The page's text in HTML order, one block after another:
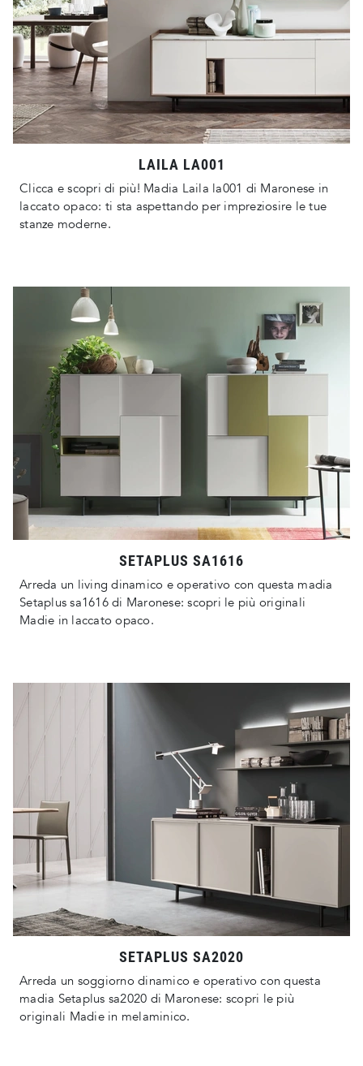
LAILA LA001
Clicca e scopri di più! Madia Laila la001 di Maronese in
laccato opaco: ti sta aspettando per impreziosire le tue
stanze moderne.
SETAPLUS SA1616
Arreda un living dinamico e operativo con questa madia
Setaplus sa1616 di Maronese: scopri le più originali
Madie in laccato opaco.
SETAPLUS SA2020
Arreda un soggiorno dinamico e operativo con questa
madia Setaplus sa2020 di Maronese: scopri le più
originali Madie in melaminico.